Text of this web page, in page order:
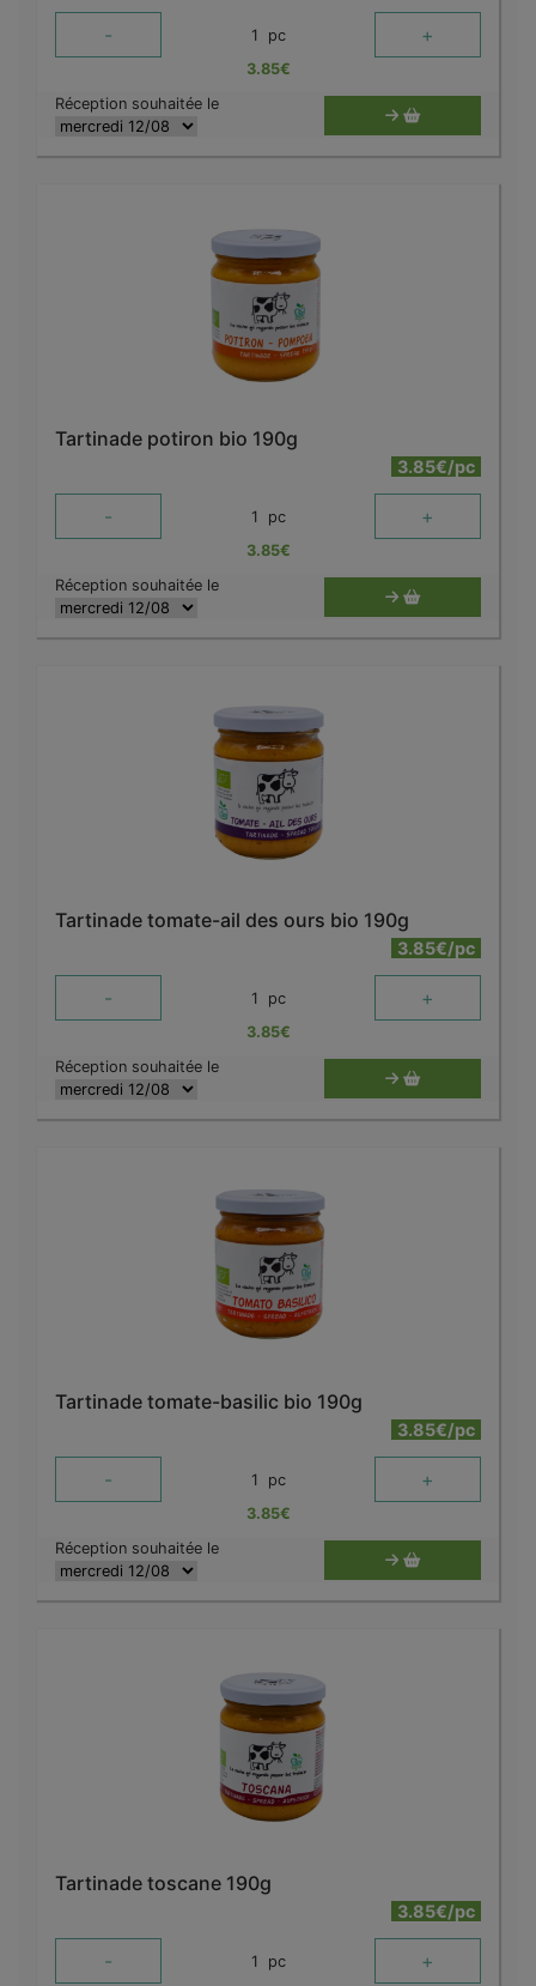
- 1 pc +
3.85€
Réception souhaitée le
Tartinade potiron bio 190g
3.85€/pc
- 1 pc +
3.85€
Réception souhaitée le
Tartinade tomate-ail des ours bio 190g
3.85€/pc
- 1 pc +
3.85€
Réception souhaitée le
Tartinade tomate-basilic bio 190g
3.85€/pc
- 1 pc +
3.85€
Réception souhaitée le
Tartinade toscane 190g
3.85€/pc
- 1 pc +